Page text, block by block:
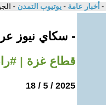
- أخبار عامة - يوتيوب التمدن -
- سكاي نيوز
قطاع غزة |
2025 / 5 / 18